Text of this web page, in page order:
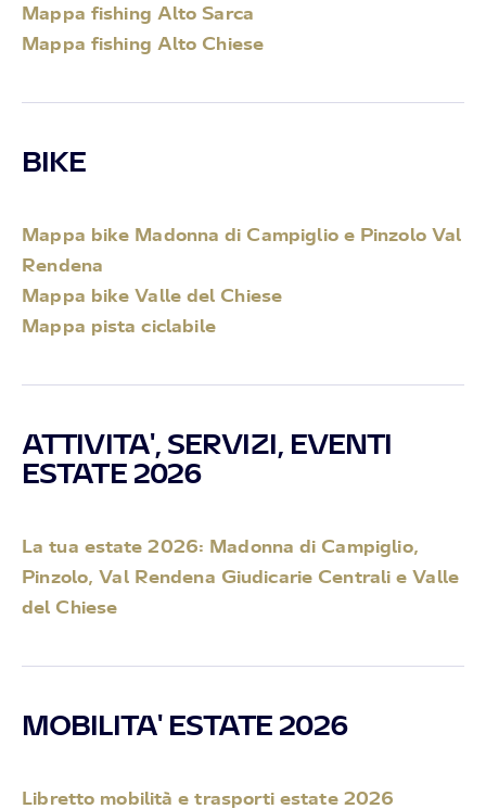
Mappa fishing Alto Sarca
Mappa fishing Alto Chiese
BIKE
Mappa bike Madonna di Campiglio e Pinzolo Val
Rendena
Mappa bike Valle del Chiese
Mappa pista ciclabile
ATTIVITA', SERVIZI, EVENTI
ESTATE 2026
La tua estate 2026: Madonna di Campiglio,
Pinzolo, Val Rendena Giudicarie Centrali e Valle
del Chiese
MOBILITA' ESTATE 2026
Libretto mobilità e trasporti estate 2026